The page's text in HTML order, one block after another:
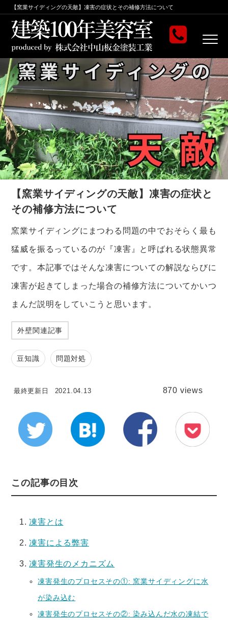
【窯業サイディングの天敵】凍害の症状とその補修方法について
【窯業サイディングの天敵】凍害の症状と
その補修方法について
窯業サイディングにまつわる問題の中でおそらく最も
猛威を振るっているのが『凍害』と呼ばれる状態異常
です。本記事ではそんな凍害についての解説ならびに
凍害が起きてしまった場合の補修方法についてかいつ
まんだ説明をしていこうと思います。
外壁関連記事
豆知識 問題対処
最終更新日 2021.04.13 870 views
この記事の目次
凍害とは
凍害による弊害
凍害発生のメカニズム
凍害発生のプロセスその①: 窯業サイディングに水
が染み込む
凍害発生のプロセスその②: 染み込んだ水の凍結で